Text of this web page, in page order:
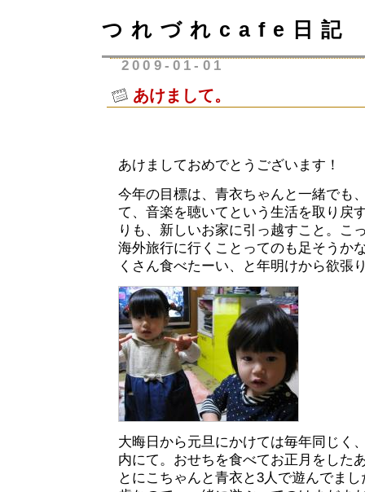
つれづれcafe日記
2009-01-01
あけまして。
あけましておめでとうございます！
今年の目標は、青衣ちゃんと一緒でも
て、音楽を聴いてという生活を取り戻
りも、新しいお家に引っ越すこと。こ
海外旅行に行くことってのも足そうか
くさん食べたーい、と年明けから欲張
大晦日から元旦にかけては毎年同じく
内にて。おせちを食べてお正月をした
とにこちゃんと青衣と3人で遊んでま